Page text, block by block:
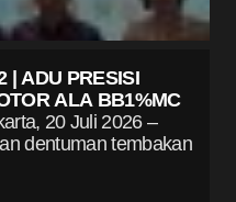
| ADU PRESISI
ALA BB1%MC
20 Juli 2026 –
dentuman tembakan